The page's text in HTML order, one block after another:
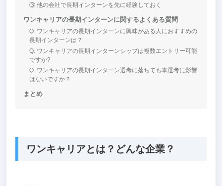
③ 他の会社で長期インターンを先に経験しておく
ワンキャリアの長期インターンに関するよくある質問
Q. ワンキャリアの長期インターンに興味がある人におすすめの
長期インターンは？
Q. ワンキャリアの長期インターンシップは複数エントリー可能
ですか?
Q. ワンキャリアの長期インターン選考に落ちても本選考に影響
はないですか？
まとめ
ワンキャリアとは？どんな企業？